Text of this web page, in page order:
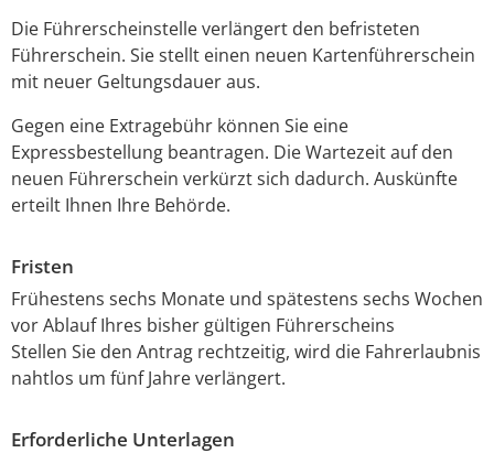
Die Führerscheinstelle verlängert den befristeten
Führerschein. Sie stellt einen neuen Kartenführerschein
mit neuer Geltungsdauer aus.
Gegen eine Extragebühr können Sie eine
Expressbestellung beantragen. Die Wartezeit auf den
neuen Führerschein verkürzt sich dadurch. Auskünfte
erteilt Ihnen Ihre Behörde.
Fristen
Frühestens sechs Monate und spätestens sechs Wochen
vor Ablauf Ihres bisher gültigen Führerscheins
Stellen Sie den Antrag rechtzeitig, wird die Fahrerlaubnis
nahtlos um fünf Jahre verlängert.
Erforderliche Unterlagen